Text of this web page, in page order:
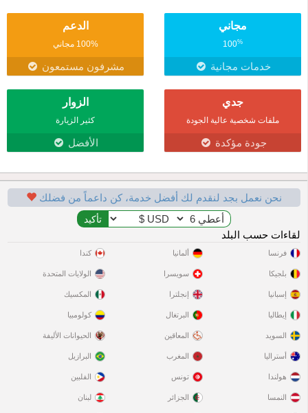
مجاني
100%
خدمات مجانية
الدعم
100% مجاني
مشرفون مستمعون
جدي
ملفات شخصية عالية الجودة
جودة مؤكدة
الزوار
كثير الزيارة
الأفضل
نحن نعمل بجد لنقدم لك أفضل خدمة، كن داعماً من فضلك
لقاءات حسب البلد
فرنسا
بلجيكا
إسبانيا
إيطاليا
السويد
ألمانيا
سويسرا
إنجلترا
البرتغال
المعاقين
كندا
الولايات المتحدة
المكسيك
كولومبيا
الحيوانات الأليفة
أستراليا
هولندا
النمسا
المغرب
تونس
الجزائر
البرازيل
الفلبين
لبنان